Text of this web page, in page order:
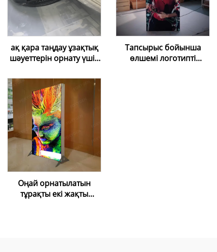
ақ қара таңдау ұзақтық
шәуеттерін орнату үшін
шәуеті сапасы жоғары
Тапсырыс бойынша
өлшемі логотипті
Оңай орнатылатын
тұрақты екі жақты